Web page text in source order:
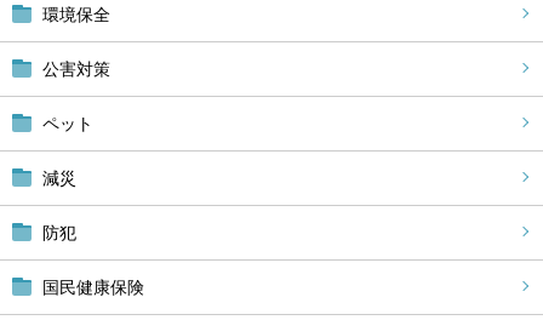
環境保全
公害対策
ペット
減災
防犯
国民健康保険